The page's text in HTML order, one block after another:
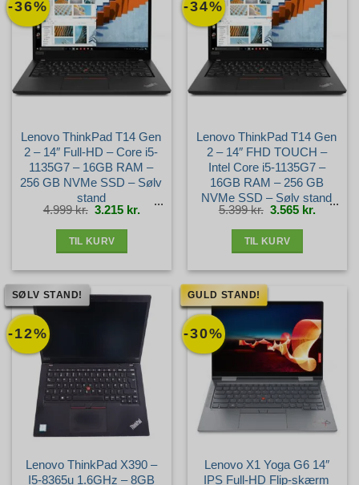
-36%
Lenovo ThinkPad T14 Gen
2 – 14″ Full-HD – Core i5-
1135G7 – 16GB RAM –
256 GB NVMe SSD – Sølv
stand
4.999kr. Den
oprindelige
pris
3.215 kr. Den
aktuelle
pris
TIL KURV
-34%
Lenovo ThinkPad T14 Gen
2 – 14″ FHD TOUCH –
Intel Core i5-1135G7 –
16GB RAM – 256 GB
NVMe SSD – Sølv stand
5.399kr. Den
oprindelige
pris
3.565 kr. Den
aktuelle
pris
TIL KURV
-12%
SØLV STAND!
Lenovo ThinkPad X390 –
I5-8365u 1.6GHz – 8GB
-30%
GULD STAND!
Lenovo X1 Yoga G6 14″
IPS Full-HD Flip-skærm